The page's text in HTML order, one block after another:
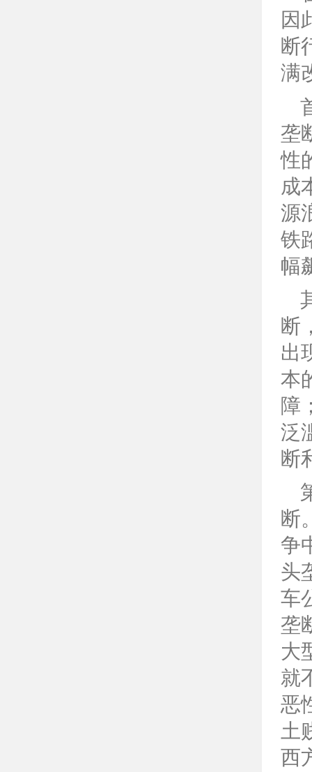
因
断
满
垄
性
成
源
铁
幅
断
出
本
障
泛
断
断
争
头
车
垄
大
就
恶
土
西